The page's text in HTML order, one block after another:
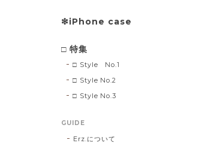
❇︎iPhone case
□ 特集
□ Style No.1
□ Style No.2
□ Style No.3
GUIDE
Erz.について